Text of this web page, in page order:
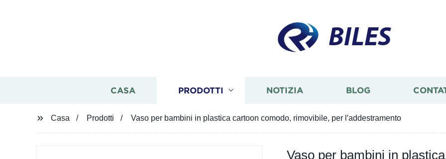
BILES
CASA PRODOTTI NOTIZIA BLOG
Casa Prodotti Vaso per bambini in plastica cartoon comodo, rimovibile, per l′addestramento
Vaso per bambini in